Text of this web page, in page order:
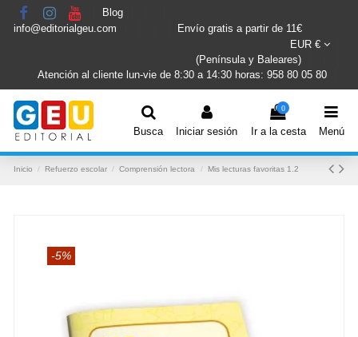
Blog
info@editorialgeu.com
Envío gratis a partir de 11€
EUR €
(Península y Baleares)
Atención al cliente lun-vie de 8:30 a 14:30 horas: 958 80 05 80
Busca Iniciar sesión
0
Ir a la cesta Menú
Inicio Refuerzo escolar Comprensión lectora Mis lecturas favoritas 1.2
-5%